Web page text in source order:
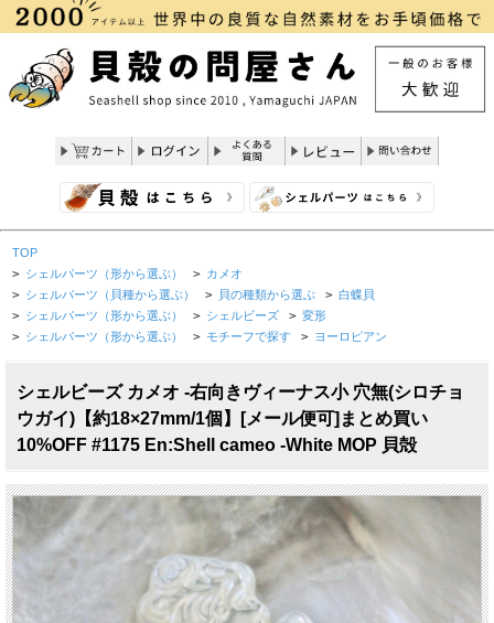
TOP
> シェルパーツ（形から選ぶ） > カメオ
> シェルパーツ（貝種から選ぶ） > 貝の種類から選ぶ > 白蝶貝
> シェルパーツ（形から選ぶ） > シェルビーズ > 変形
> シェルパーツ（形から選ぶ） > モチーフで探す > ヨーロピアン
シェルビーズ カメオ -右向きヴィーナス小 穴無(シロチョ
ウガイ)【約18×27mm/1個】[メール便可]まとめ買い
10%OFF #1175 En:Shell cameo -White MOP 貝殻